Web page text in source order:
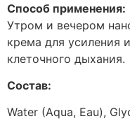
Способ применения:
Утром и вечером
крема для усиления
клеточного дыхания.
Состав:
Water (Aqua, Eau),